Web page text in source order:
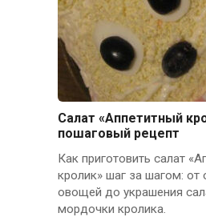
Салат «Аппетитный
пошаговый рецепт
Как приготовить салат
кролик» шаг за шагом: от
овощей до украшения
мордочки кролика.